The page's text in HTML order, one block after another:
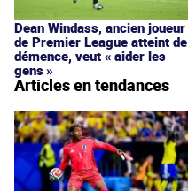
Dean Windass, ancien joueur
de Premier League atteint de
démence, veut « aider les
gens »
Articles en tendances